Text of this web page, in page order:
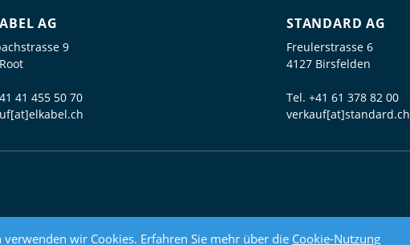
wir Cookies. Erfahren Sie mehr über die Cookie-Nutzung
AG
9
41 455 50 70
STANDARD AG
Freulerstrasse 6
4127 Birsfelden
Tel. +41 61 378 82 00
verkauf[at]standard.ch